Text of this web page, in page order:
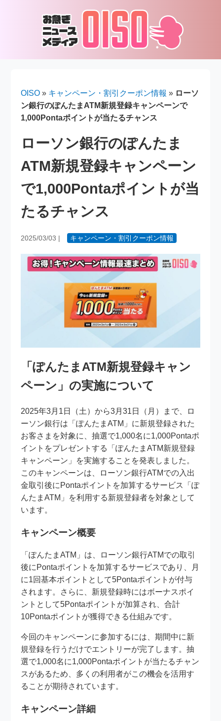
OISO » キャンペーン・割引クーポン情報 » ローソ
ン銀行のぽんたまATM新規登録キャンペーンで
1,000Pontaポイントが当たるチャンス
ローソン銀行のぽんたま
ATM新規登録キャンペーン
で1,000Pontaポイントが当
たるチャンス
2025/03/03 | キャンペーン・割引クーポン情報
「ぽんたまATM新規登録キャン
ペーン」の実施について
2025年3月1日（土）から3月31日（月）まで、ロ
ーソン銀行は「ぽんたまATM」に新規登録された
お客さまを対象に、抽選で1,000名に1,000Pontaポ
イントをプレゼントする「ぽんたまATM新規登録
キャンペーン」を実施することを発表しました。
このキャンペーンは、ローソン銀行ATMでの入出
金取引後にPontaポイントを加算するサービス「ぽ
んたまATM」を利用する新規登録者を対象として
います。
キャンペーン概要
「ぽんたまATM」は、ローソン銀行ATMでの取引
後にPontaポイントを加算するサービスであり、月
に1回基本ポイントとして5Pontaポイントが付与
されます。さらに、新規登録時にはボーナスポイ
ントとして5Pontaポイントが加算され、合計
10Pontaポイントが獲得できる仕組みです。
今回のキャンペーンに参加するには、期間中に新
規登録を行うだけでエントリーが完了します。抽
選で1,000名に1,000Pontaポイントが当たるチャン
スがあるため、多くの利用者がこの機会を活用す
ることが期待されています。
キャンペーン詳細